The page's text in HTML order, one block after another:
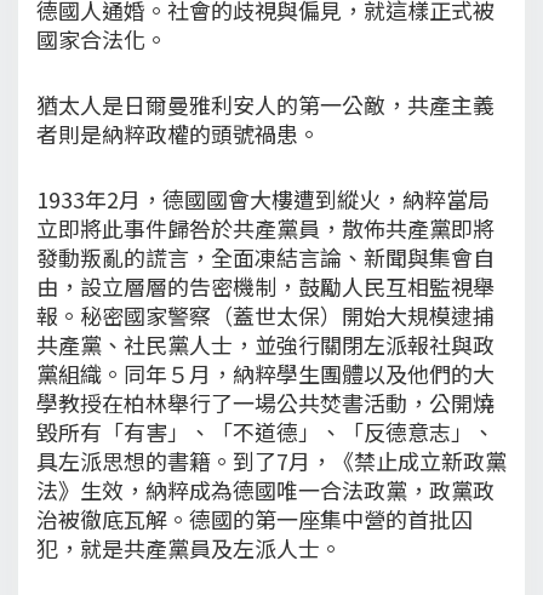
德國人通婚。社會的歧視與偏見，就這樣正式被
國家合法化。
猶太人是日爾曼雅利安人的第一公敵，共產主義
者則是納粹政權的頭號禍患。
1933年2月，德國國會大樓遭到縱火，納粹當局
立即將此事件歸咎於共產黨員，散佈共產黨即將
發動叛亂的謊言，全面凍結言論、新聞與集會自
由，設立層層的告密機制，鼓勵人民互相監視舉
報。秘密國家警察（蓋世太保）開始大規模逮捕
共產黨、社民黨人士，並強行關閉左派報社與政
黨組織。同年５月，納粹學生團體以及他們的大
學教授在柏林舉行了一場公共焚書活動，公開燒
毀所有「有害」、「不道德」、「反德意志」、
具左派思想的書籍。到了7月，《禁止成立新政黨
法》生效，納粹成為德國唯一合法政黨，政黨政
治被徹底瓦解。德國的第一座集中營的首批囚
犯，就是共產黨員及左派人士。